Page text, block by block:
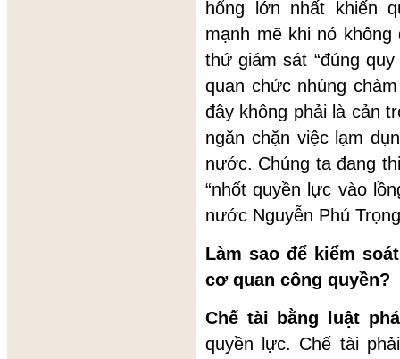
hổng lớn nhất khiến
mạnh mẽ khi nó
thứ giám sát “đúng
quan chức nhúng
đây không phải là cản
ngăn chặn việc lạm
nước. Chúng ta đang
“nhốt quyền lực vào
nước Nguyễn Phú
Làm sao để kiểm
cơ quan công quyền?
Chế tài bằng luật
quyền lực. Chế tài